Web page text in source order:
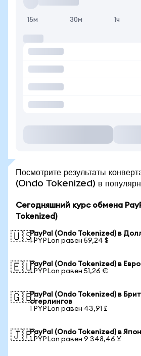
15м 30м 1ч
Посмотрите результаты
(Ondo Tokenized) в
Сегодняшний курс обмена
Tokenized)
🇺🇸PayPal (Ondo Tokenized) в
1 PYPLon равен 59,24 $
🇪🇺PayPal (Ondo Tokenized) в Евро
1 PYPLon равен 51,26 €
🇬🇧PayPal (Ondo Tokenized) в
стерлингов
1 PYPLon равен 43,91 £
🇯🇵PayPal (Ondo Tokenized) в
1 PYPLon равен 9 348,46 ¥